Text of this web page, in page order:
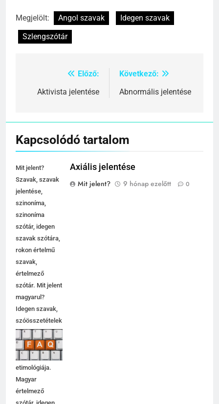
Angol szavak
Idegen szavak
Szlengszótár
Bejegyzés
Kapcsolódó tartalom
Mit jelent?
Szavak, szavak
jelentése,
szinoníma,
szinoníma
szótár, idegen
szavak szótára,
rokon értelmű
szavak,
értelmező
szótár. Mit jelent
magyarul?
Idegen szavak,
szóösszetételek
jelentése,
magyarázata,
használata,
etimológiája.
Magyar
értelmező